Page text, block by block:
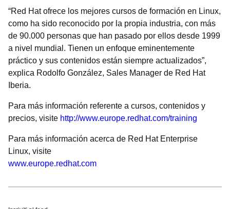
“Red Hat ofrece los mejores cursos de formación en Linux,
como ha sido reconocido por la propia industria, con más
de 90.000 personas que han pasado por ellos desde 1999
a nivel mundial. Tienen un enfoque eminentemente
práctico y sus contenidos están siempre actualizados”,
explica Rodolfo González, Sales Manager de Red Hat
Iberia.
Para más información referente a cursos, contenidos y
precios, visite http://www.europe.redhat.com/training
Para más información acerca de Red Hat Enterprise
Linux, visite
www.europe.redhat.com